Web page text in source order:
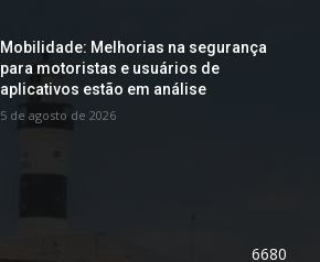
Mobilidade: Melhorias na segurança
para motoristas e usuários de
aplicativos estão em análise
5 de agosto de 2026
6680